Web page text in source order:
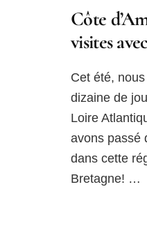
Côte
visites
Cet été,
dizaine de
Loire
avons passé
dans cette
Bretagne! …